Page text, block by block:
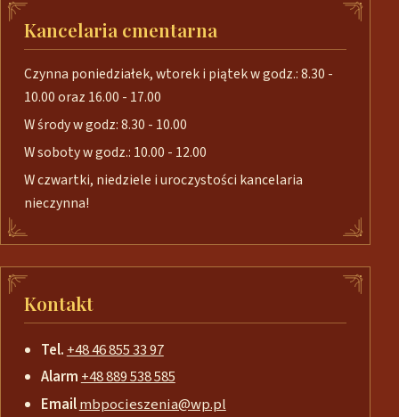
Kancelaria cmentarna
Czynna poniedziałek, wtorek i piątek w godz.: 8.30 -
10.00 oraz 16.00 - 17.00
W środy w godz: 8.30 - 10.00
W soboty w godz.: 10.00 - 12.00
W czwartki, niedziele i uroczystości kancelaria
nieczynna!
Kontakt
Tel. +48 46 855 33 97
Alarm+48 889 538 585
Emailmbpocieszenia@wp.pl